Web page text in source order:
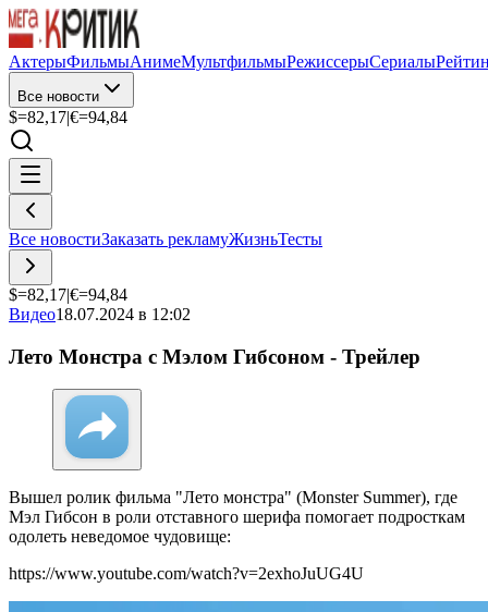
АктерыФильмыАнимеМультфильмыРежиссерыСериалы
Все новости
$=82,17|€=94,84
Все новостиЗаказать рекламуЖизньТесты
$=82,17|€=94,84
Видео18.07.2024 в 12:02
Лето Монстра с Мэлом Гибсоном - Трейлер
Вышел ролик фильма "Лето монстра" (Monster Summer), где
Мэл Гибсон в роли отставного шерифа помогает подросткам
одолеть неведомое чудовище:
https://www.youtube.com/watch?v=2exhoJuUG4U